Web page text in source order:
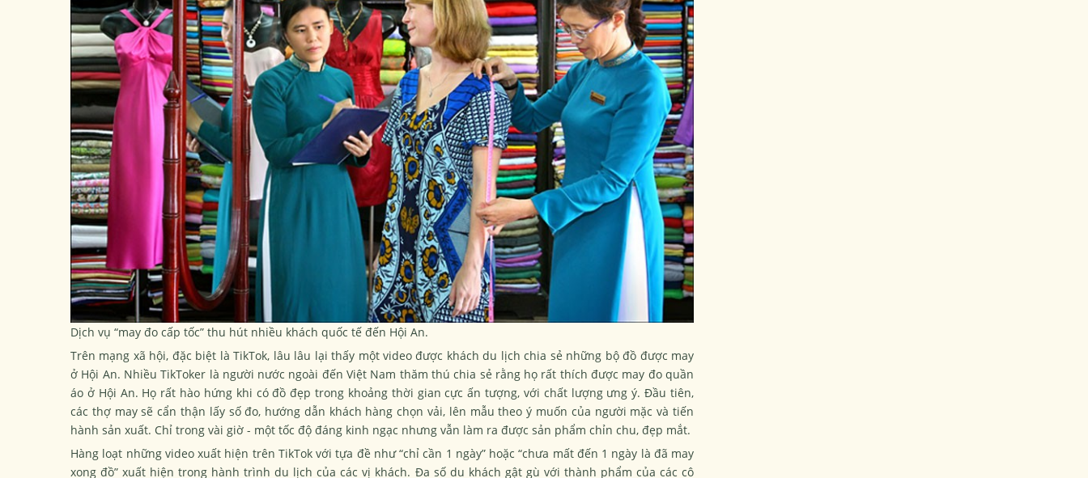
Dịch vụ “may đo cấp tốc” thu hút nhiều khách quốc tế đến Hội An.
Trên mạng xã hội, đặc biệt là TikTok, lâu lâu lại thấy một video được khách du lịch chia sẻ những bộ đồ được may
ở Hội An. Nhiều TikToker là người nước ngoài đến Việt Nam thăm thú chia sẻ rằng họ rất thích được may đo quần
áo ở Hội An. Họ rất hào hứng khi có đồ đẹp trong khoảng thời gian cực ấn tượng, với chất lượng ưng ý. Đầu tiên,
các thợ may sẽ cẩn thận lấy số đo, hướng dẫn khách hàng chọn vải, lên mẫu theo ý muốn của người mặc và tiến
hành sản xuất. Chỉ trong vài giờ - một tốc độ đáng kinh ngạc nhưng vẫn làm ra được sản phẩm chỉn chu, đẹp mắt.
Hàng loạt những video xuất hiện trên TikTok với tựa đề như “chỉ cần 1 ngày” hoặc “chưa mất đến 1 ngày là đã may
xong đồ” xuất hiện trong hành trình du lịch của các vị khách. Đa số du khách gật gù với thành phẩm của các cô